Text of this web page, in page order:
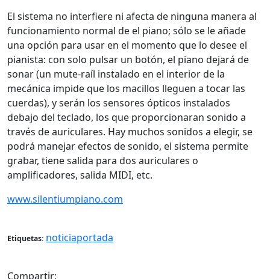
El sistema no interfiere ni afecta de ninguna manera al
funcionamiento normal de el piano; sólo se le añade
una opción para usar en el momento que lo desee el
pianista: con solo pulsar un botón, el piano dejará de
sonar (un mute-raíl instalado en el interior de la
mecánica impide que los macillos lleguen a tocar las
cuerdas), y serán los sensores ópticos instalados
debajo del teclado, los que proporcionaran sonido a
través de auriculares. Hay muchos sonidos a elegir, se
podrá manejar efectos de sonido, el sistema permite
grabar, tiene salida para dos auriculares o
amplificadores, salida MIDI, etc.
www.silentiumpiano.com
Etiquetas: noticiaportada
Compartir: